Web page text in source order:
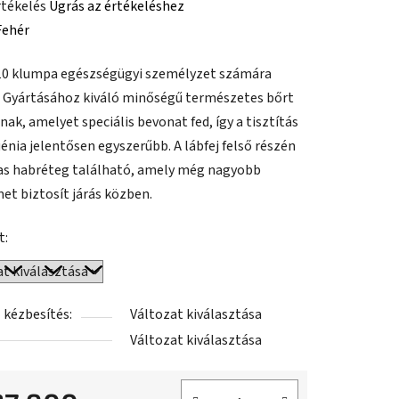
Ugrás az értékeléshez
klumpa egészségügyi személyzet számára
kiváló minőségű természetes bőrt
amelyet speciális bevonat fed, így a tisztítás
jelentősen egyszerűbb. A lábfej felső részén
habréteg található, amely még nagyobb
biztosít járás közben.
Változat kiválasztása
Változat kiválasztása